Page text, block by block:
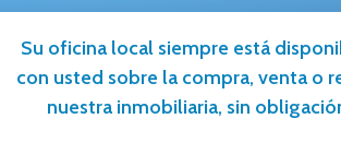
Su oficina local siempre está
con usted sobre la compra, venta o
nuestra inmobiliaria, sin